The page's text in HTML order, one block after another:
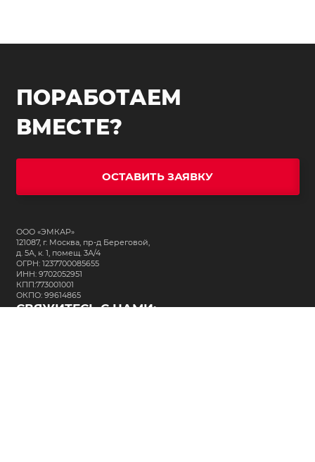
ПОРАБОТАЕМ
ВМЕСТЕ?
ОСТАВИТЬ ЗАЯВКУ
ООО «ЭМКАР»
121087, г. Москва, пр-д Береговой,
д. 5А, к. 1, помещ. 3А/4
ОГРН: 1237700085655
ИНН: 9702052951
КПП:773001001
ОКПО: 99614865
СВЯЖИТЕСЬ С НАМИ: